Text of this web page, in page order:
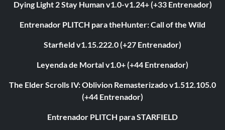
Dying Light 2 Stay Human v1.0-v1.24+ (+33 Entrenador)
Entrenador PLITCH para theHunter: Call of the Wild
Starfield v1.15.222.0 (+27 Entrenador)
Leyenda de Mortal v1.0+ (+44 Entrenador)
The Elder Scrolls IV: Oblivion Remasterizado v1.512.105.0
(+44 Entrenador)
Entrenador PLITCH para STARFIELD